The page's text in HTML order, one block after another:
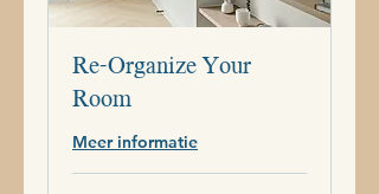
Re-Organize Your
Room
Meer informatie